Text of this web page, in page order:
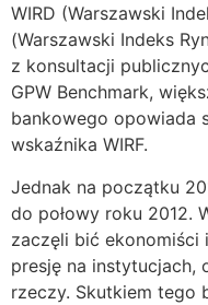
WIRD (Warszawski
(Warszawski Indeks
z konsultacji
GPW Benchmark,
bankowego opowiada
wskaźnika WIRF.
Jednak na początku
do połowy roku 2012.
zaczęli bić ekonomiści
presję na instytucjach,
rzeczy. Skutkiem tego